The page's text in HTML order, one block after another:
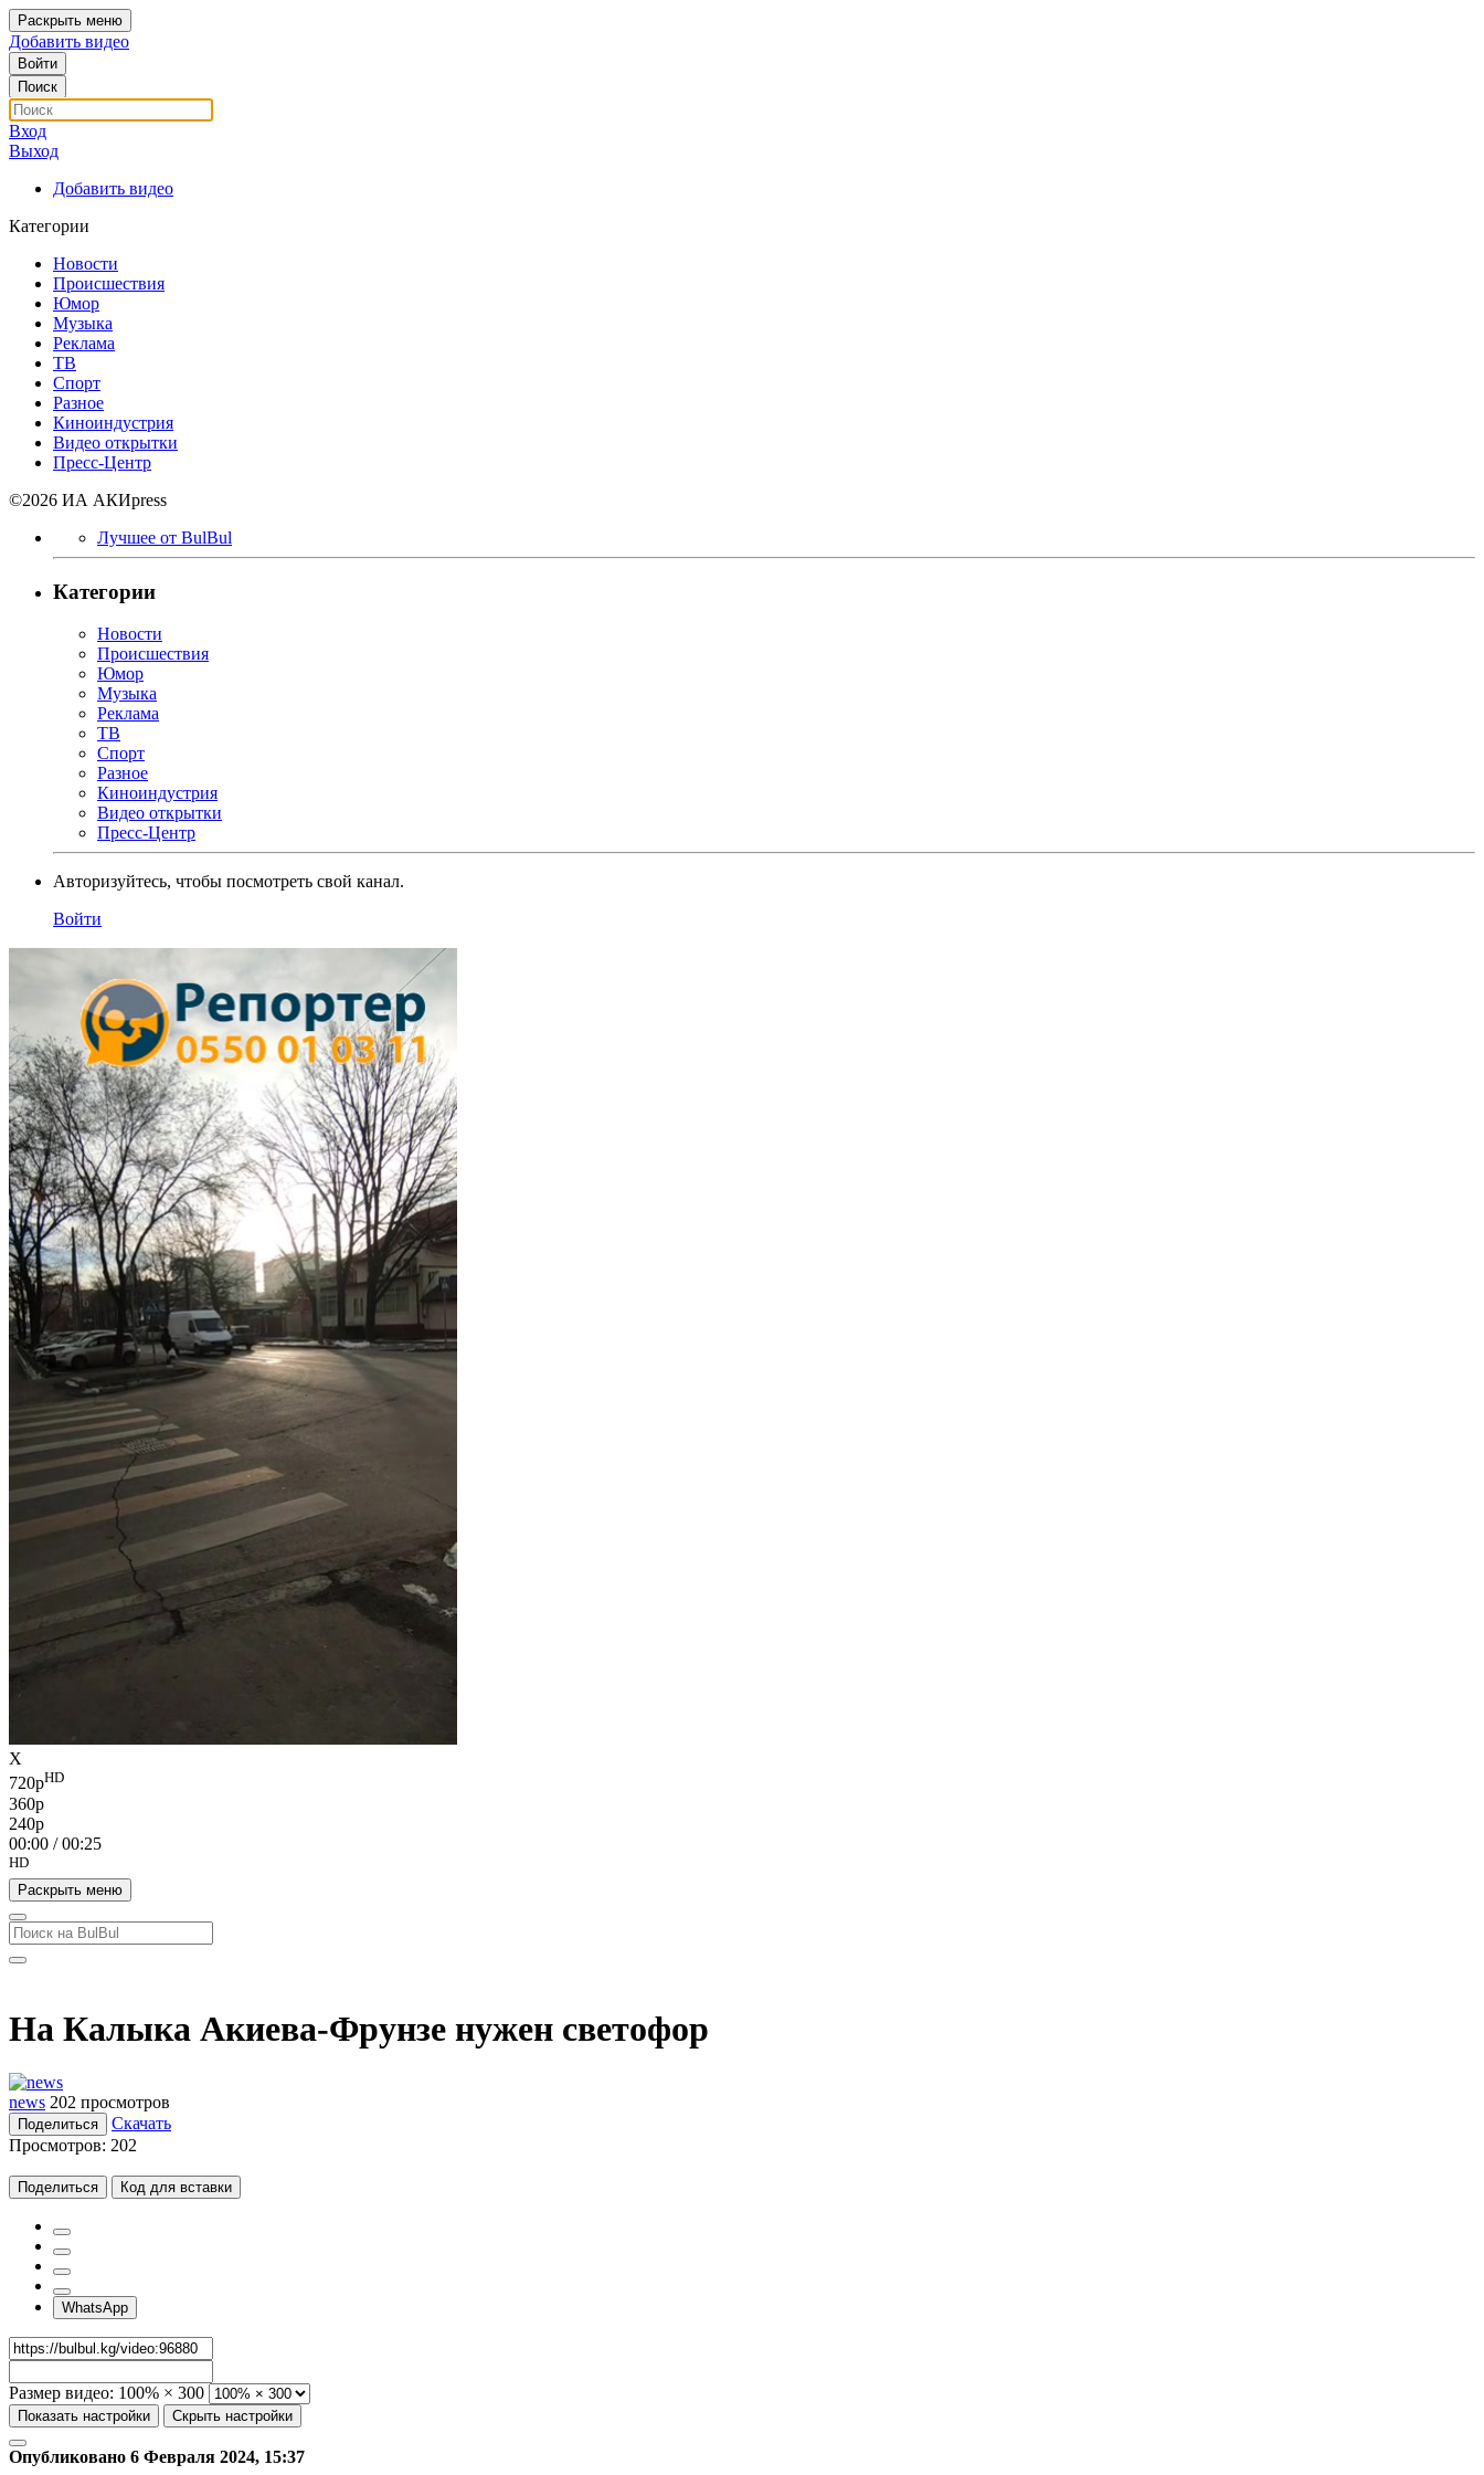
Раскрыть меню
Добавить видео
Войти
Поиск
Вход
Выход
Добавить видео
Категории
Новости
Происшествия
Юмор
Музыка
Реклама
ТВ
Спорт
Разное
Киноиндустрия
Видео открытки
Пресс-Центр
©2026 ИА АКИpress
Лучшее от BulBul
Категории
Новости
Происшествия
Юмор
Музыка
Реклама
ТВ
Спорт
Разное
Киноиндустрия
Видео открытки
Пресс-Центр
Авторизуйтесь, чтобы посмотреть свой канал.
Войти
X
720pHD
360p
240p
00:00 /00:25
HD
Раскрыть меню
На Калыка Акиева-Фрунзе нужен светофор
news 202 просмотров
Поделиться
Скачать
Просмотров: 202
Поделиться Код для вставки
WhatsApp
Размер видео: 100% × 300
Показать настройки Скрыть настройки
Опубликовано 6 Февраля 2024, 15:37